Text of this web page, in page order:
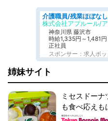
株式会社アプルール/
神奈川県 藤沢市
時給1,335円～1,481円
正社員
スポンサー：求人ボッ
姉妹サイト
ミセスドー
も食べ応えも